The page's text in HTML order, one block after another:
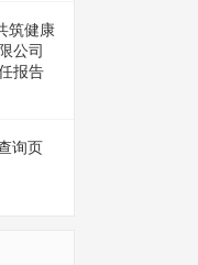
筑健康
公司
报告
询页